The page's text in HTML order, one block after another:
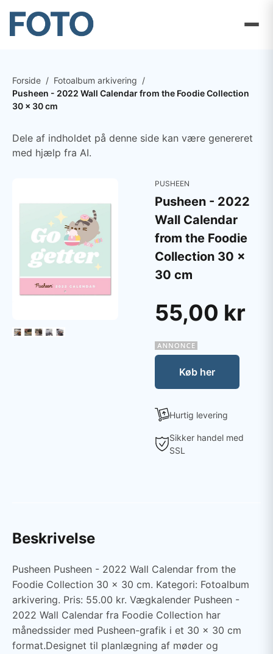
Forside / Fotoalbum arkivering /
Pusheen - 2022 Wall Calendar from the Foodie Collection
30 x 30 cm
Dele af indholdet på denne side kan være genereret
med hjælp fra AI.
PUSHEEN
Pusheen - 2022
Wall Calendar
from the Foodie
Collection 30 x
30 cm
55,00 kr
Køb her
Hurtig levering
Sikker handel med
SSL
Beskrivelse
Pusheen Pusheen - 2022 Wall Calendar from the
Foodie Collection 30 x 30 cm. Kategori: Fotoalbum
arkivering. Pris: 55.00 kr. Vægkalender Pusheen -
2022 Wall Calendar fra Foodie Collection har
månedssider med Pusheen-grafik i et 30 x 30 cm
format.Designet til planlægning af møder og